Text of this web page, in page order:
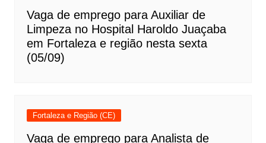
Vaga de emprego para Auxiliar de
Limpeza no Hospital Haroldo Juaçaba
em Fortaleza e região nesta sexta
(05/09)
Fortaleza e Região (CE)
Vaga de emprego para Analista de